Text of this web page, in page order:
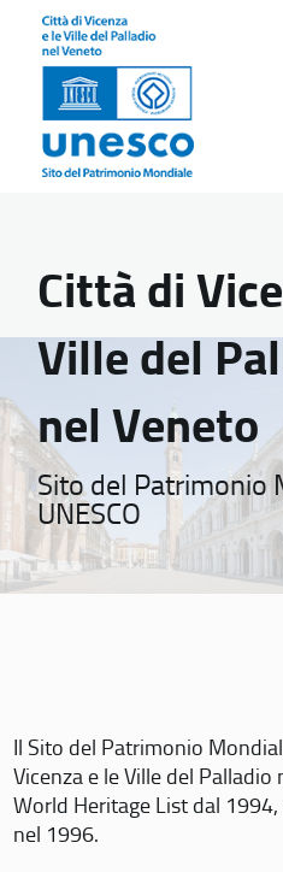
Città di
Ville del
nel Veneto
Sito del Patrimonio
UNESCO
Il Sito del Patrimonio
Vicenza e le Ville del
World Heritage List dal
nel 1996.